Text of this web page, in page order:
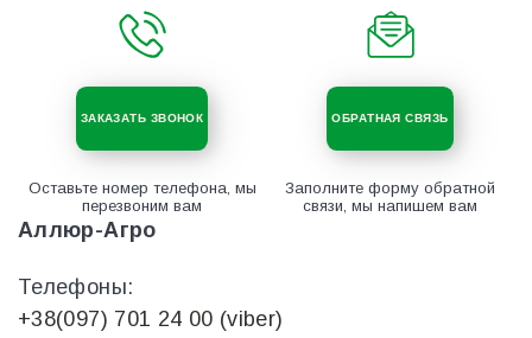
ЗАКАЗАТЬ ЗВОНОК
Оставьте номер телефона, мы
перезвоним вам
ОБРАТНАЯ СВЯЗЬ
Заполните форму обратной
связи, мы напишем вам
Аллюр-Агро
Телефоны:
+38(097) 701 24 00 (viber)